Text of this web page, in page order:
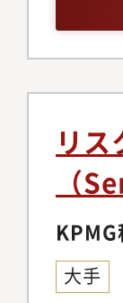
リ
（
大手